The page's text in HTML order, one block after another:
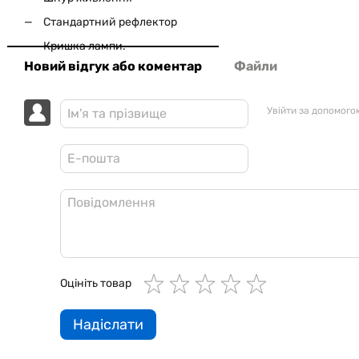
Стандартний рефлектор
Кришка лампи.
Новий відгук або коментар Файли
Увійти за
Оцініть товар
Надіслати